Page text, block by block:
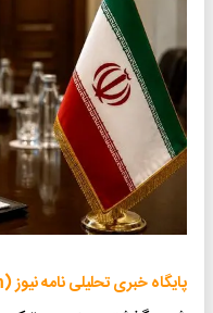
پایگاه خبری تحلیلی نامه نیوز (namehnews.com) :